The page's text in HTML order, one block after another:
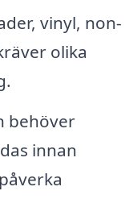
vinyl, non-
olika
behöver
innan